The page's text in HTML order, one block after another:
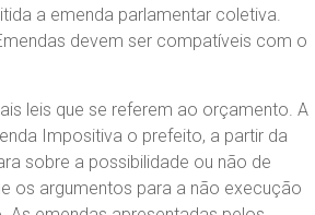
a emenda parlamentar coletiva.
devem ser compatíveis com o
leis que se referem ao orçamento. A
Impositiva o prefeito, a partir da
sobre a possibilidade ou não de
os argumentos para a não execução